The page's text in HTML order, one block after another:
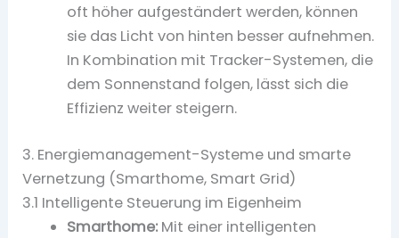
oft höher aufgeständert werden, können
sie das Licht von hinten besser aufnehmen.
In Kombination mit Tracker-Systemen, die
dem Sonnenstand folgen, lässt sich die
Effizienz weiter steigern.
3. Energiemanagement-Systeme und smarte
Vernetzung (Smarthome, Smart Grid)
3.1 Intelligente Steuerung im Eigenheim
Smarthome:Mit einer intelligenten